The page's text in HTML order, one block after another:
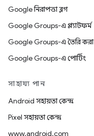
Google নিরাপত্তা ব্লগ
Google Groups-এ প্ল্যাটফর্ম
Google Groups-এ তৈরি করা
Google Groups-এ পোর্টিং
সাহায্য পান
Android সহায়তা কেন্দ্র
Pixel সহায়তা কেন্দ্র
www.android.com